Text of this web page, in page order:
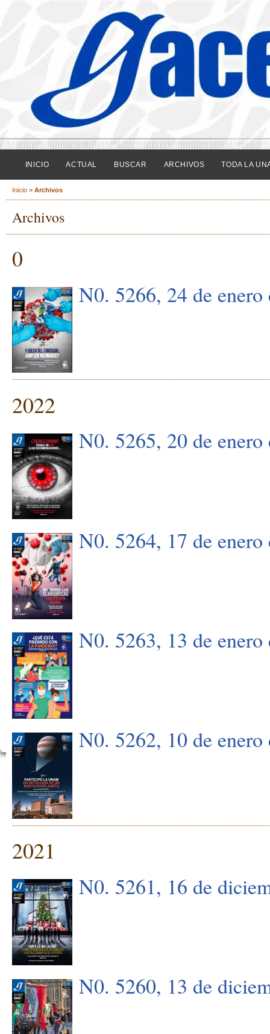
INICIO ACTUAL BUSCAR ARCHIVOS TODA LA
Inicio > Archivos
Archivos
0
N0. 5266, 24 de enero
2022
N0. 5265, 20 de enero
N0. 5264, 17 de enero
N0. 5263, 13 de enero
N0. 5262, 10 de enero
2021
N0. 5261, 16 de
N0. 5260, 13 de